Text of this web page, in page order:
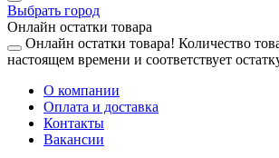
Выбрать город
Онлайн остатки товара
Онлайн остатки товара! Количество
настоящем времени и соответствует
О компании
Оплата и доставка
Контакты
Вакансии